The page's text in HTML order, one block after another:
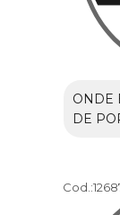
ONDE
DE
Cod.: